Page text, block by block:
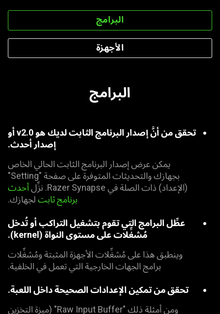
البرامج
الأجهزة
البرامج
تحقق من أنَّ إصدار البرنامج الثابت لديك هو v2.0 أو
إصدار أحدث.
يمكن عرض إصدار البرنامج الثابت الحالي الخاص
بجهازك والتحديثات المتوفرة على صفحة "Setting"
(الإعداد) ذات الصلة في Razer Synapse. نزِّل
أحدث
برنامج ثابتلجهازك.
عطِّل البرامج التي تقوم بتشغيل التراكب أو تُدخل
مُشغِّلات على مستوى النواة (kernel).
وينطبق هذا على مُشغِّلات الأجهزة المثبتة ومُشغِّلات
برامج الجهات الخارجية التي تعمل في الخلفية.
تحقق من تمكين الإعدادات الصحيحة داخل اللعبة.
ومن أمثلة ذلك "Raw Input Buffer" (ميزة التخزين